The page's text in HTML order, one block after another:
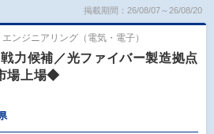
掲載期間：26/08/07～26/08/20
ンジニアリング（電気・電子）
力候補／光ファイバー製造拠点
場上場◆